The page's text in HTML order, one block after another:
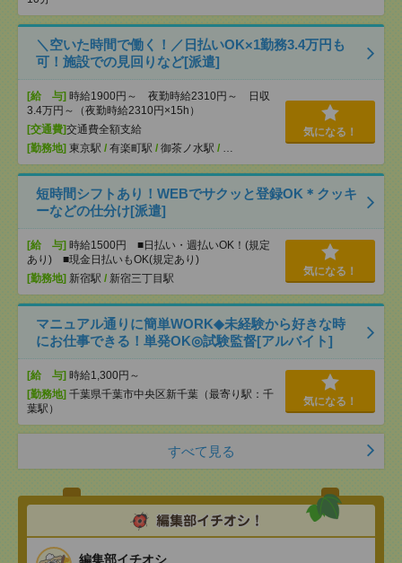
＼空いた時間で働く！／日払いOK×1勤務3.4万円も
可！施設での見回りなど[派遣]
[給 与] 時給1900円～ 夜勤時給2310円～ 日収
3.4万円～（夜勤時給2310円×15h）
[交通費]交通費全額支給
[勤務地] 東京駅 / 有楽町駅 / 御茶ノ水駅 / …
気になる！
短時間シフトあり！WEBでサクッと登録OK＊クッキ
ーなどの仕分け[派遣]
[給 与] 時給1500円 ■日払い・週払いOK！(規定
あり) ■現金日払いもOK(規定あり)
[勤務地] 新宿駅 / 新宿三丁目駅
気になる！
マニュアル通りに簡単WORK◆未経験から好きな時
にお仕事できる！単発OK◎試験監督[アルバイト]
[給 与] 時給1,300円～
[勤務地] 千葉県千葉市中央区新千葉（最寄り駅：千
葉駅）
気になる！
すべて見る
編集部イチオシ